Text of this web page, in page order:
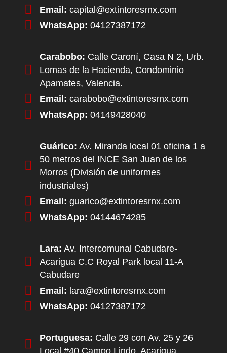
Email: capital@extintoresrnx.com
WhatsApp: 04127387172
Carabobo: Calle Caroní, Casa N 2, Urb.
Lomas de la Hacienda, Condominio
Apamates, Valencia.
Email: carabobo@extintoresrnx.com
WhatsApp: 04149428040
Guárico: Av. Miranda local 01 oficina 1 a
50 metros del INCE San Juan de los
Morros (División de uniformes
industriales)
Email: guarico@extintoresrnx.com
WhatsApp: 04144674285
Lara: Av. Intercomunal Cabudare-
Acarigua C.C Royal Park local 11-A
Cabudare
Email: lara@extintoresrnx.com
WhatsApp: 04127387172
Portuguesa: Calle 29 con Av. 25 y 26